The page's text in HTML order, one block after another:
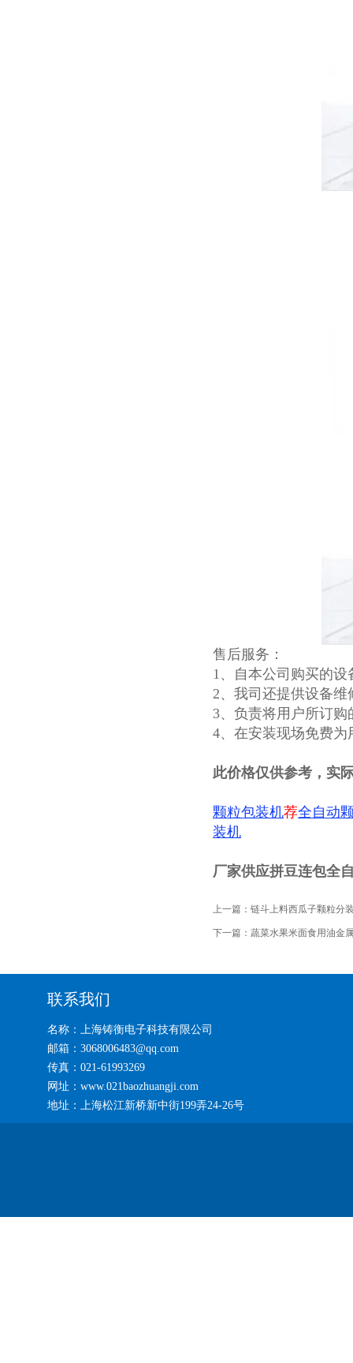
售后服务：
1、自本公司购买的设
2、我司还提供设备维
3、负责将用户所订
4、在安装现场免费
此价格仅供参考，实
颗粒包装机荐全自动
装机
厂家供应拼豆连包全
上一篇： 链斗上料西瓜子颗粒分
下一篇： 蔬菜水果米面食用油金
联系我们
名称：上海铸衡电子科技有限公司
邮箱：3068006483@qq.com
传真：021-61993269
网址：www.021baozhuangji.com
地址：上海松江新桥新中街199弄24-26号